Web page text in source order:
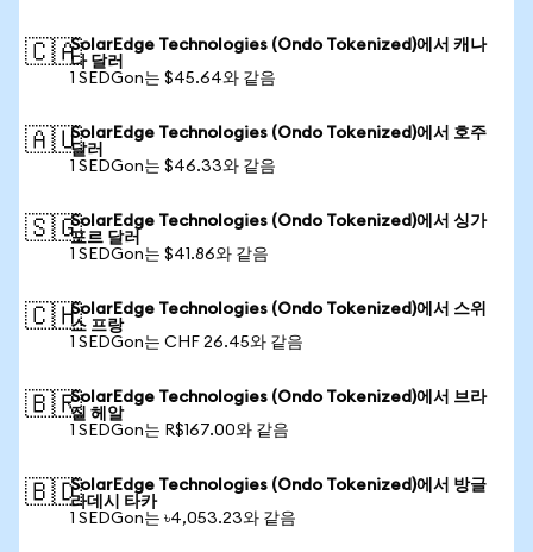
🇨🇦SolarEdge Technologies (Ondo Tokenized)에서 캐나
다 달러
1 SEDGon는 $45.64와 같음
🇦🇺SolarEdge Technologies (Ondo Tokenized)에서 호주
달러
1 SEDGon는 $46.33와 같음
🇸🇬SolarEdge Technologies (Ondo Tokenized)에서 싱가
포르 달러
1 SEDGon는 $41.86와 같음
🇨🇭SolarEdge Technologies (Ondo Tokenized)에서 스위
스 프랑
1 SEDGon는 CHF 26.45와 같음
🇧🇷SolarEdge Technologies (Ondo Tokenized)에서 브라
질 헤알
1 SEDGon는 R$167.00와 같음
🇧🇩SolarEdge Technologies (Ondo Tokenized)에서 방글
라데시 타카
1 SEDGon는 ৳4,053.23와 같음